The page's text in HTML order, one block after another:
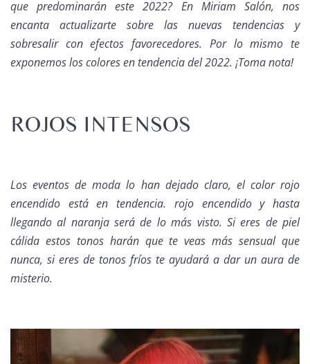
que predominarán este 2022? En Miriam Salón, nos
encanta actualizarte sobre las nuevas tendencias y
sobresalir con efectos favorecedores. Por lo mismo te
exponemos los colores en tendencia del 2022. ¡Toma nota!
ROJOS INTENSOS
Los eventos de moda lo han dejado claro, el color rojo
encendido está en tendencia. rojo encendido y hasta
llegando al naranja será de lo más visto. Si eres de piel
cálida estos tonos harán que te veas más sensual que
nunca, si eres de tonos fríos te ayudará a dar un aura de
misterio.